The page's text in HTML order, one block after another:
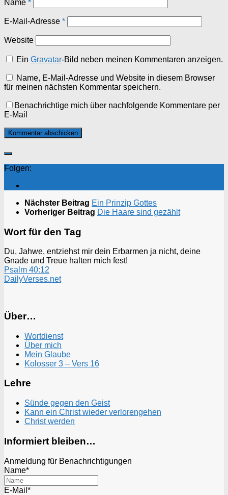
Name *
E-Mail-Adresse *
Website
EinGravatar-Bild neben meinen Kommentaren anzeigen.
Name, E-Mail-Adresse und Website in diesem Browser
für meinen nächsten Kommentar speichern.
Benachrichtige mich über nachfolgende Kommentare per
E-Mail
Folgen:
Nächster Beitrag Ein Prinzip Gottes
Vorheriger Beitrag Die Haare sind gezählt
Wort für den Tag
Du, Jahwe, entziehst mir dein Erbarmen ja nicht, deine
Gnade und Treue halten mich fest!
Psalm 40:12
DailyVerses.net
Über…
Wortdienst
Über mich
Mein Glaube
Kolosser 3 – Vers 16
Lehre
Sünde gegen den Geist
Kann ein Christ wieder verlorengehen
Christ werden
Informiert bleiben…
Anmeldung für Benachrichtigungen
Name*
E-Mail*